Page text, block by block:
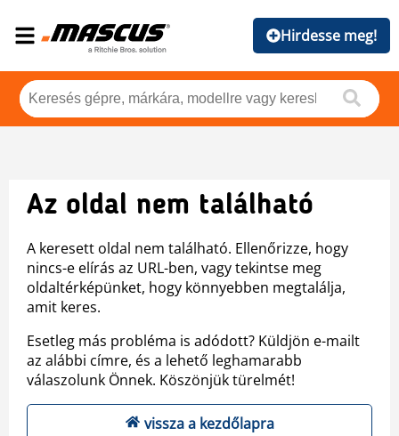
Hirdesse meg!
Az oldal nem található
A keresett oldal nem található. Ellenőrizze, hogy
nincs-e elírás az URL-ben, vagy tekintse meg
oldaltérképünket, hogy könnyebben megtalálja,
amit keres.
Esetleg más probléma is adódott? Küldjön e-mailt
az alábbi címre, és a lehető leghamarabb
válaszolunk Önnek. Köszönjük türelmét!
vissza a kezdőlapra